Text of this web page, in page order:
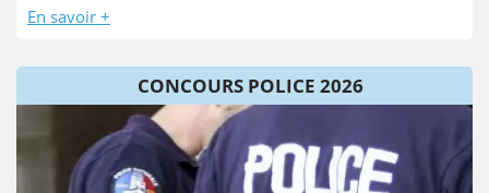
En savoir +
CONCOURS POLICE 2026